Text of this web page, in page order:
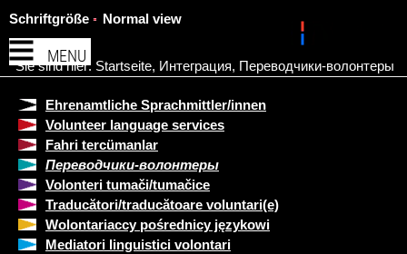
MENU
Schriftgröße Normal view
Sie sind hier: Startseite, Интеграция, Переводчики-волонтеры
Ehrenamtliche Sprachmittler/innen
Volunteer language services
Fahri tercümanlar
Переводчики-волонтеры
Volonteri tumači/tumačice
Traducători/traducătoare voluntari(e)
Wolontariaccy pośrednicy językowi
Mediatori linguistici volontari